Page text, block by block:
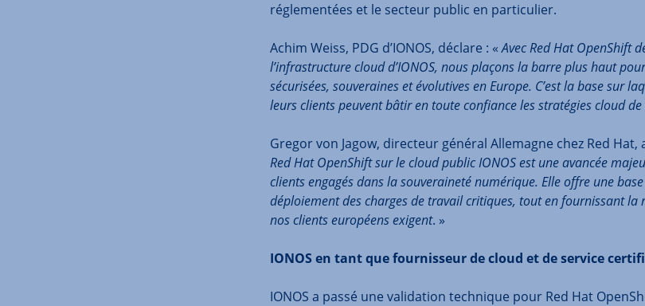
réglementées et le secteur public en particulier.
Achim Weiss, PDG d’IONOS, déclare : «Avec Red Hat OpenShift
l’infrastructure cloud d’IONOS, nous plaçons la barre plus haut
sécurisées, souveraines et évolutives en Europe. C’est la base sur
leurs clients peuvent bâtir en toute confiance les stratégies cloud
Gregor von Jagow, directeur général Allemagne chez Red Hat,
Red Hat OpenShift sur le cloud public IONOS est une avancée
clients engagés dans la souveraineté numérique. Elle offre une
déploiement des charges de travail critiques, tout en fournissant la
nos clients européens exigent. »
IONOS en tant que fournisseur de cloud et de service
IONOS a passé une validation technique pour Red Hat